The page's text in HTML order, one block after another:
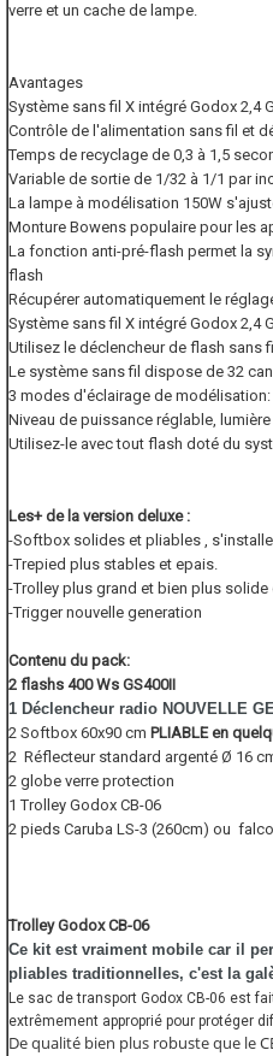
verre et un cache de lampe.
Avantages
Système sans fil X intégré Godox 2,4
Contrôle de l'alimentation sans fil et
Temps de recyclage de 0,3 à 1,5
Variable de sortie de 1/32 à 1/1 par
La lampe à modélisation 150W
Monture Bowens populaire pour les
La fonction anti-pré-flash permet la
flash
Récupérer automatiquement le
Système sans fil X intégré Godox 2,4
Utilisez le déclencheur de flash sans
Le système sans fil dispose de 32
3 modes d'éclairage de
Niveau de puissance réglable,
Utilisez-le avec tout flash doté du
Les+ de la version deluxe :
-Softbox solides et pliables ,
-Trepied plus stables et epais.
-Trolley plus grand et bien plus
-Trigger nouvelle generation
Contenu du pack:
2 flashs 400 Ws GS400II
1 Déclencheur radio NOUVELLE
2 Softbox 60x90 cm PLIABLE en
2 Réflecteur standard argenté Ø 16
2 globe verre protection
1 Trolley Godox CB-06
2 pieds Caruba LS-3 (260cm) ou
Trolley Godox CB-06
Ce kit est vraiment mobile car il
pliables traditionnelles, c'est la
Le sac de transport Godox CB-06 est
extrêmement approprié pour protéger
De qualité bien plus robuste que le